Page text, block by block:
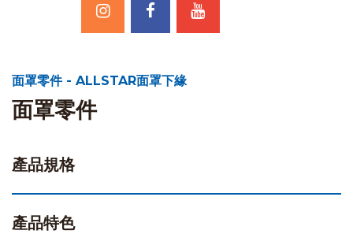
面罩零件 - ALLSTAR面罩下緣
面罩零件
產品規格
產品特色